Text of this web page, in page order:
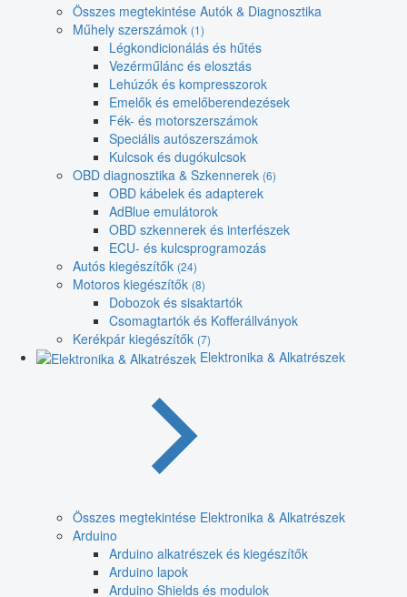
Összes megtekintése Autók & Diagnosztika
Műhely szerszámok (1)
Légkondicionálás és hűtés
Vezérműlánc és elosztás
Lehúzók és kompresszorok
Emelők és emelőberendezések
Fék- és motorszerszámok
Speciális autószerszámok
Kulcsok és dugókulcsok
OBD diagnosztika & Szkennerek (6)
OBD kábelek és adapterek
AdBlue emulátorok
OBD szkennerek és interfészek
ECU- és kulcsprogramozás
Autós kiegészítők (24)
Motoros kiegészítők (8)
Dobozok és sisaktartók
Csomagtartók és Kofferállványok
Kerékpár kiegészítők (7)
Elektronika & Alkatrészek
Összes megtekintése Elektronika & Alkatrészek
Arduino
Arduino alkatrészek és kiegészítők
Arduino lapok
Arduino Shields és modulok